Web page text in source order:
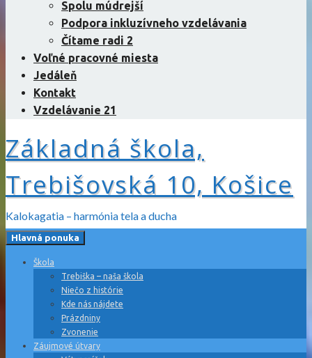
Spolu múdrejší
Podpora inkluzívneho vzdelávania
Čítame radi 2
Voľné pracovné miesta
Jedáleň
Kontakt
Vzdelávanie 21
Základná škola,
Trebišovská 10, Košice
Kalokagatia – harmónia tela a ducha
Hlavná ponuka
Škola
Trebiška – naša škola
Niečo z histórie
Kde nás nájdete
Prázdniny
Zvonenie
Záujmové útvary